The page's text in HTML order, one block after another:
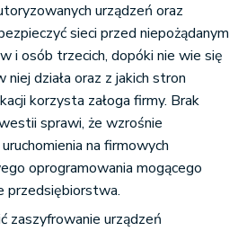
urządzeń oraz
sieci przed niepożądanym
i osób trzecich, dopóki nie wie się
niej działa oraz z jakich stron
korzysta załoga firmy. Brak
sprawi, że wzrośnie
na firmowych
oprogramowania mogącego
przedsiębiorstwa.
zaszyfrowanie urządzeń